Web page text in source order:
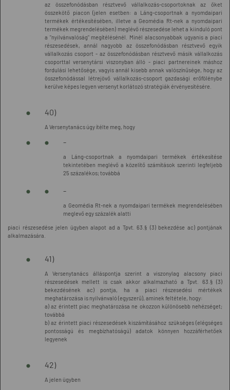
az összefonódásban résztvevő vállalkozás-csoportoknak az őket
összekötő piacon (jelen esetben: a Láng-csoportnak a nyomdaipari
termékek értékesítésében, illetve a Geomédia Rt-nek a nyomdaipari
termékek megrendelésében) meglévő részesedése lehet a kiinduló pont
a "nyilvánvalóság" megítélésénél. Minél alacsonyabbak ugyanis a piaci
részesedések, annál nagyobb az összefonódásban résztvevő egyik
vállalkozás csoport - az összefonódásban résztvevő másik vállalkozás
csoporttal versenytársi viszonyban álló - piaci partnereinek máshoz
fordulási lehetősége, vagyis annál kisebb annak valószínűsége, hogy az
összefonódással létrejövő vállalkozás-csoport gazdasági erőfölénybe
kerülve képes legyen versenyt korlátozó stratégiák érvényesítésére.
40)
A Versenytanács úgy ítélte meg, hogy
-
a Láng-csoportnak a nyomdaipari termékek értékesítése
tekintetében meglévő a közelítő számítások szerinti legfeljebb
25 százalékos; továbbá
-
a Geomédia Rt-nek a nyomdaipari termékek megrendelésében
meglevő egy százalék alatti
piaci részesedése jelen ügyben alapot ad a Tpvt. 63.§ (3) bekezdése ac) pontjának
alkalmazására.
41)
A Versenytanács álláspontja szerint a viszonylag alacsony piaci
részesedések mellett is csak akkor alkalmazható a Tpvt. 63.§ (3)
bekezdésének ac) pontja, ha a piaci részesedési mértékek
meghatározása is nyilvánvaló (egyszerű), aminek feltétele, hogy:
a) az érintett piac meghatározása ne okozzon különösebb nehézséget;
továbbá
b) az érintett piaci részesedések kiszámításához szükséges (elégséges
pontosságú és megbízhatóságú) adatok könnyen hozzáférhetőek
legyenek
42)
A jelen ügyben